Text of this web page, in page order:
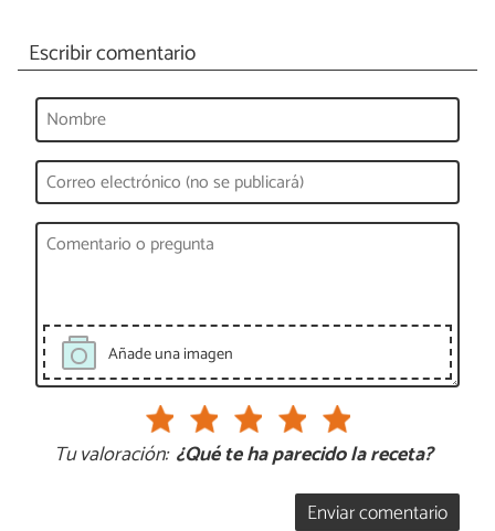
Escribir comentario
Añade una imagen
Tu valoración: ¿Qué te ha parecido la receta?
Enviar comentario